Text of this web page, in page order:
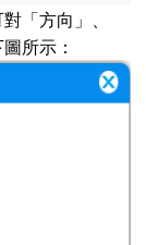
「方向」、
所示：